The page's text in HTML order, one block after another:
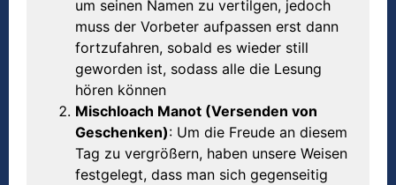
um seinen Namen zu vertilgen, jedoch
muss der Vorbeter aufpassen erst dann
fortzufahren, sobald es wieder still
geworden ist, sodass alle die Lesung
hören können
Mischloach Manot (Versenden von
Geschenken): Um die Freude an diesem
Tag zu vergrößern, haben unsere Weisen
festgelegt, dass man sich gegenseitig